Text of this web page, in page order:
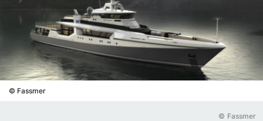
© Fassmer
© Fassmer